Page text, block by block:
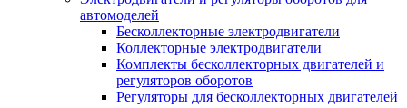
автомоделей
Бесколлекторные электродвигатели
Коллекторные электродвигатели
Комплекты бесколлекторных двигателей и
регуляторов оборотов
Регуляторы для бесколлекторных двигателей